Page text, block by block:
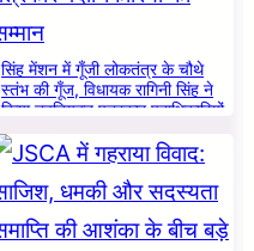
सिंह मेंशन में गूँजी लोकतंत्र के चौथे
स्तंभ की गूँज, विधायक रागिनी सिंह ने
किया नवनियुक्त पत्रकार पदाधिकारियों
का सम्मान